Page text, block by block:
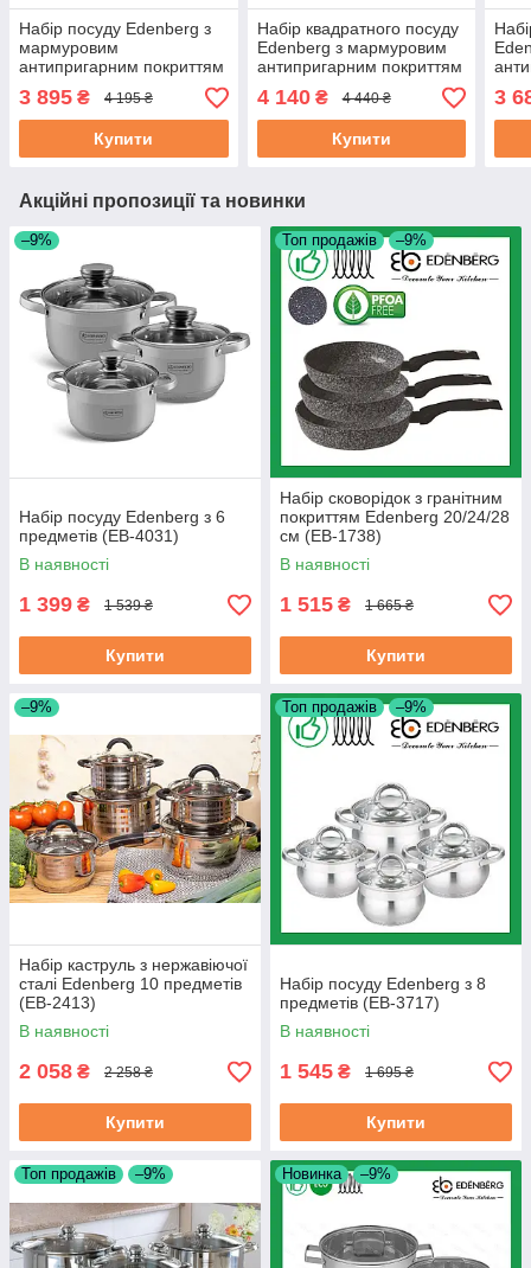
Набір посуду Edenberg з
мармуровим
антипригарним покриттям
10 предметів (EB-12911)
3 895 ₴ 4 195 ₴
Купити
Набір квадратного посуду
Edenberg з мармуровим
антипригарним покриттям
10 предметів (EB-12912)
4 140₴ 4 440 ₴
Купити
12
3
Акційні пропозиції та новинки
–9%
Набір посуду Edenberg з 6
предметів (EB-4031)
В наявності
1 399 ₴ 1 539 ₴
Купити
Топ продажів –9%
Набір сковорідок з гранітним
покриттям Edenberg 20/24/28
см (EB-1738)
В наявності
1 515 ₴ 1 665 ₴
Купити
–9%
Набір каструль з нержавіючої
сталі Edenberg 10 предметів
(EB-2413)
В наявності
2 058 ₴ 2 258 ₴
Купити
Топ продажів –9%
Набір посуду Edenberg з 8
предметів (EB-3717)
В наявності
1 545 ₴ 1 695 ₴
Купити
Топ продажів –9% Новинка –9%